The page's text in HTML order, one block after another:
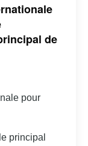
de
pour
principal